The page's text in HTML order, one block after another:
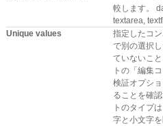
較します。
textarea,
Unique values
指定したコ
で別の選択
ていないこ
トの「編集
検証オプシ
ることを確
トのタイプ
字と小文字